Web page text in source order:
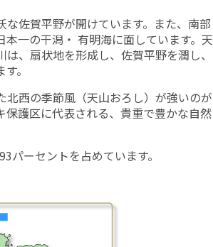
佐賀平野が開けています。また、南部
一の干潟・ 有明海に面しています。天
、扇状地を形成し、佐賀平野を潤し、
。
西の季節風（天山おろし）が強いのが
護区に代表される、貴重で豊かな自然
パーセントを占めています。